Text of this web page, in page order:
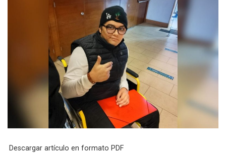
Descargar artículo en formato PDF